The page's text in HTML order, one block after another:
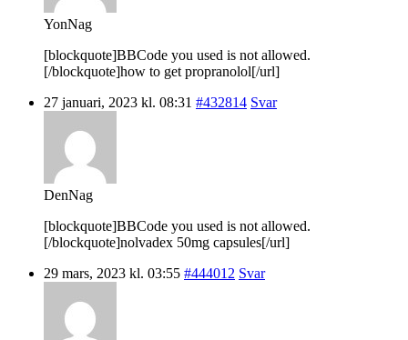
YonNag
[blockquote]BBCode you used is not allowed.
[/blockquote]how to get propranolol[/url]
27 januari, 2023 kl. 08:31 #432814 Svar
DenNag
[blockquote]BBCode you used is not allowed.
[/blockquote]nolvadex 50mg capsules[/url]
29 mars, 2023 kl. 03:55 #444012 Svar